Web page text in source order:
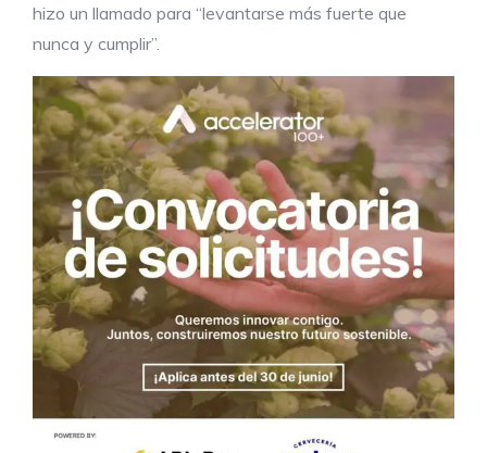
hizo un llamado para “levantarse más fuerte que
nunca y cumplir”.